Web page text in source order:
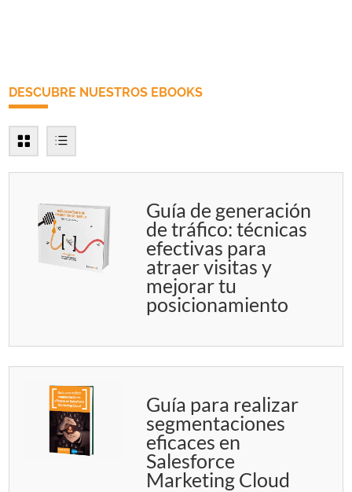
DESCUBRE NUESTROS EBOOKS
Guía de generación
de tráfico: técnicas
efectivas para
atraer visitas y
mejorar tu
posicionamiento
Guía para realizar
segmentaciones
eficaces en
Salesforce
Marketing Cloud